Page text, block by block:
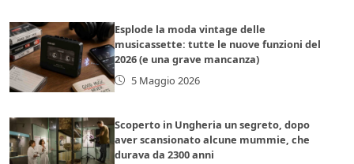
Esplode la moda vintage delle
musicassette: tutte le nuove funzioni del
2026 (e una grave mancanza)
5 Maggio 2026
Scoperto in Ungheria un segreto, dopo
aver scansionato alcune mummie, che
durava da 2300 anni